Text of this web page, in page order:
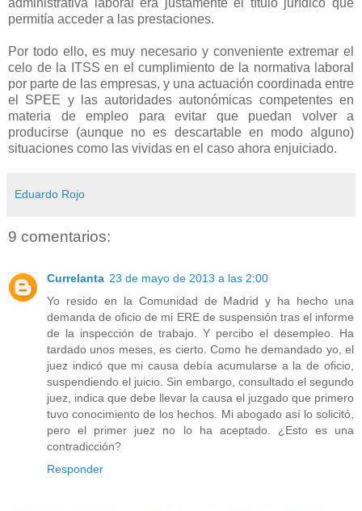
permitía acceder a las prestaciones.
Por todo ello, es muy necesario y conveniente extremar el
celo de la ITSS en el cumplimiento de la normativa laboral
por parte de las empresas, y una actuación coordinada entre
el SPEE y las autoridades autonómicas competentes en
materia de empleo para evitar que puedan volver a
producirse (aunque no es descartable en modo alguno)
situaciones como las vividas en el caso ahora enjuiciado.
Eduardo Rojo
9 comentarios:
Currelanta 23 de mayo de 2013 a las 2:00
Yo resido en la Comunidad de Madrid y ha hecho una
demanda de oficio de mi ERE de suspensión tras el informe
de la inspección de trabajo. Y percibo el desempleo. Ha
tardado unos meses, es cierto. Como he demandado yo, el
juez indicó que mi causa debía acumularse a la de oficio,
suspendiendo el juicio. Sin embargo, consultado el segundo
juez, indica que debe llevar la causa el juzgado que primero
tuvo conocimiento de los hechos. Mi abogado así lo solicitó,
pero el primer juez no lo ha aceptado. ¿Esto es una
contradicción?
Responder